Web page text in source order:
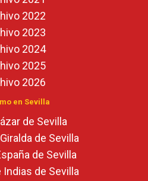
2022
2023
2024
2025
2026
en Sevilla
de Sevilla
de Sevilla
de Sevilla
de Sevilla